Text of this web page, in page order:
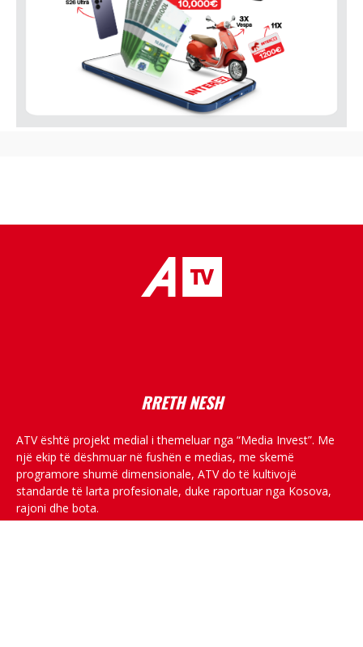
RRETH NESH
ATV është projekt medial i themeluar nga “Media Invest”. Me
një ekip të dëshmuar në fushën e medias, me skemë
programore shumë dimensionale, ATV do të kultivojë
standarde të larta profesionale, duke raportuar nga Kosova,
rajoni dhe bota.